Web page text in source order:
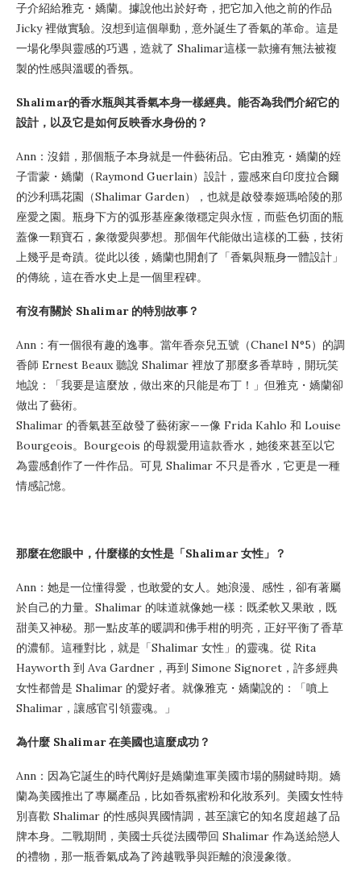
子介紹給雅克・嬌蘭。據說他出於好奇，把它加入他之前的作品
Jicky 裡做實驗。沒想到這個舉動，意外誕生了香氣的革命。這是
一場化學與靈感的巧遇，造就了 Shalimar這樣一款擁有無法被複
製的性感與溫暖的香氛。
Shalimar的香水瓶與其香氣本身一樣經典。能否為我們介紹它的
設計，以及它是如何反映香水身份的？
Ann：沒錯，那個瓶子本身就是一件藝術品。它由雅克・嬌蘭的姪
子雷蒙・嬌蘭（Raymond Guerlain）設計，靈感來自印度拉合爾
的沙利瑪花園（Shalimar Garden），也就是啟發泰姬瑪哈陵的那
座愛之園。瓶身下方的弧形基座象徵穩定與永恆，而藍色切面的瓶
蓋像一顆寶石，象徵愛與夢想。那個年代能做出這樣的工藝，技術
上幾乎是奇蹟。從此以後，嬌蘭也開創了「香氣與瓶身一體設計」
的傳統，這在香水史上是一個里程碑。
有沒有關於 Shalimar 的特別故事？
Ann：有一個很有趣的逸事。當年香奈兒五號（Chanel N°5）的調
香師 Ernest Beaux 聽說 Shalimar 裡放了那麼多香草時，開玩笑
地說：「我要是這麼放，做出來的只能是布丁！」但雅克・嬌蘭卻
做出了藝術。
Shalimar 的香氣甚至啟發了藝術家——像 Frida Kahlo 和 Louise
Bourgeois。Bourgeois 的母親愛用這款香水，她後來甚至以它
為靈感創作了一件作品。可見 Shalimar 不只是香水，它更是一種
情感記憶。
那麼在您眼中，什麼樣的女性是「Shalimar 女性」？
Ann：她是一位懂得愛，也敢愛的女人。她浪漫、感性，卻有著屬
於自己的力量。Shalimar 的味道就像她一樣：既柔軟又果敢，既
甜美又神秘。那一點皮革的暖調和佛手柑的明亮，正好平衡了香草
的濃郁。這種對比，就是「Shalimar 女性」的靈魂。從 Rita
Hayworth 到 Ava Gardner，再到 Simone Signoret，許多經典
女性都曾是 Shalimar 的愛好者。就像雅克・嬌蘭說的：「噴上
Shalimar，讓感官引領靈魂。」
為什麼 Shalimar 在美國也這麼成功？
Ann：因為它誕生的時代剛好是嬌蘭進軍美國市場的關鍵時期。嬌
蘭為美國推出了專屬產品，比如香氛蜜粉和化妝系列。美國女性特
別喜歡 Shalimar 的性感與異國情調，甚至讓它的知名度超越了品
牌本身。二戰期間，美國士兵從法國帶回 Shalimar 作為送給戀人
的禮物，那一瓶香氣成為了跨越戰爭與距離的浪漫象徵。